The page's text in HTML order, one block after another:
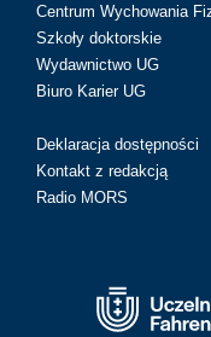
Centrum Wychowania
Szkoły doktorskie
Wydawnictwo UG
Biuro Karier UG
Deklaracja dostępności
Kontakt z redakcją
Radio MORS